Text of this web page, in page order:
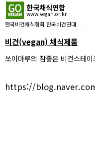
한국채식연합
www.vegan.or.kr
한국비건채식협회 한국비건연대
비건(vegan) 채식제품
쏘이마루의 참좋은 비건스테이
https://